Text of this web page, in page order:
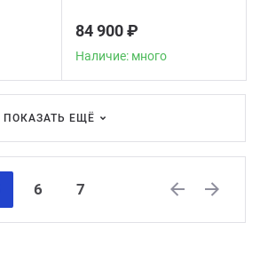
84 900 ₽
Наличие: много
ПОКАЗАТЬ ЕЩЁ
6
7